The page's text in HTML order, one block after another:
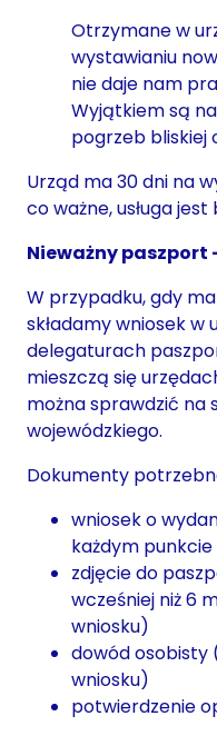
Otrzymane w
wystawianiu
nie daje nam
Wyjątkiem są
pogrzeb bliskiej
Urząd ma 30 dni na
co ważne, usługa jest
Nieważny paszport
W przypadku, gdy
składamy wniosek w
delegaturach
mieszczą się
można sprawdzić na
wojewódzkiego.
Dokumenty
wniosek o
każdym
zdjęcie do
wcześniej niż 6
wniosku)
dowód osobisty
wniosku)
potwierdzenie